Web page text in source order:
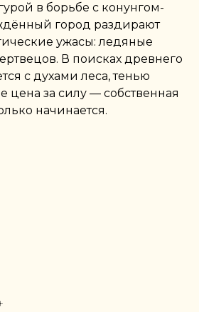
в борьбе с конунгом-
город раздирают
ужасы: ледяные
В поисках древнего
с духами леса, тенью
цена за силу — собственная
начинается.